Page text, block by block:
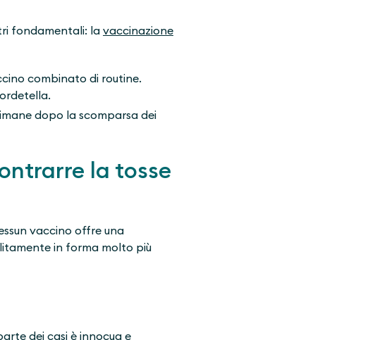
fondamentali: la vaccinazione
combinato di routine.
dopo la scomparsa dei
la tosse
vaccino offre una
in forma molto più
dei casi è innocua e